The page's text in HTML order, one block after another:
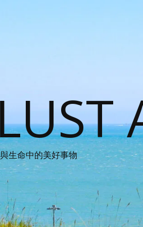
生命中的美好事物